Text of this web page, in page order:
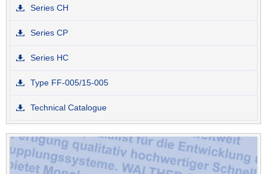
Series CH
Series CP
Series HC
Type FF-005/15-005
Technical Catalogue